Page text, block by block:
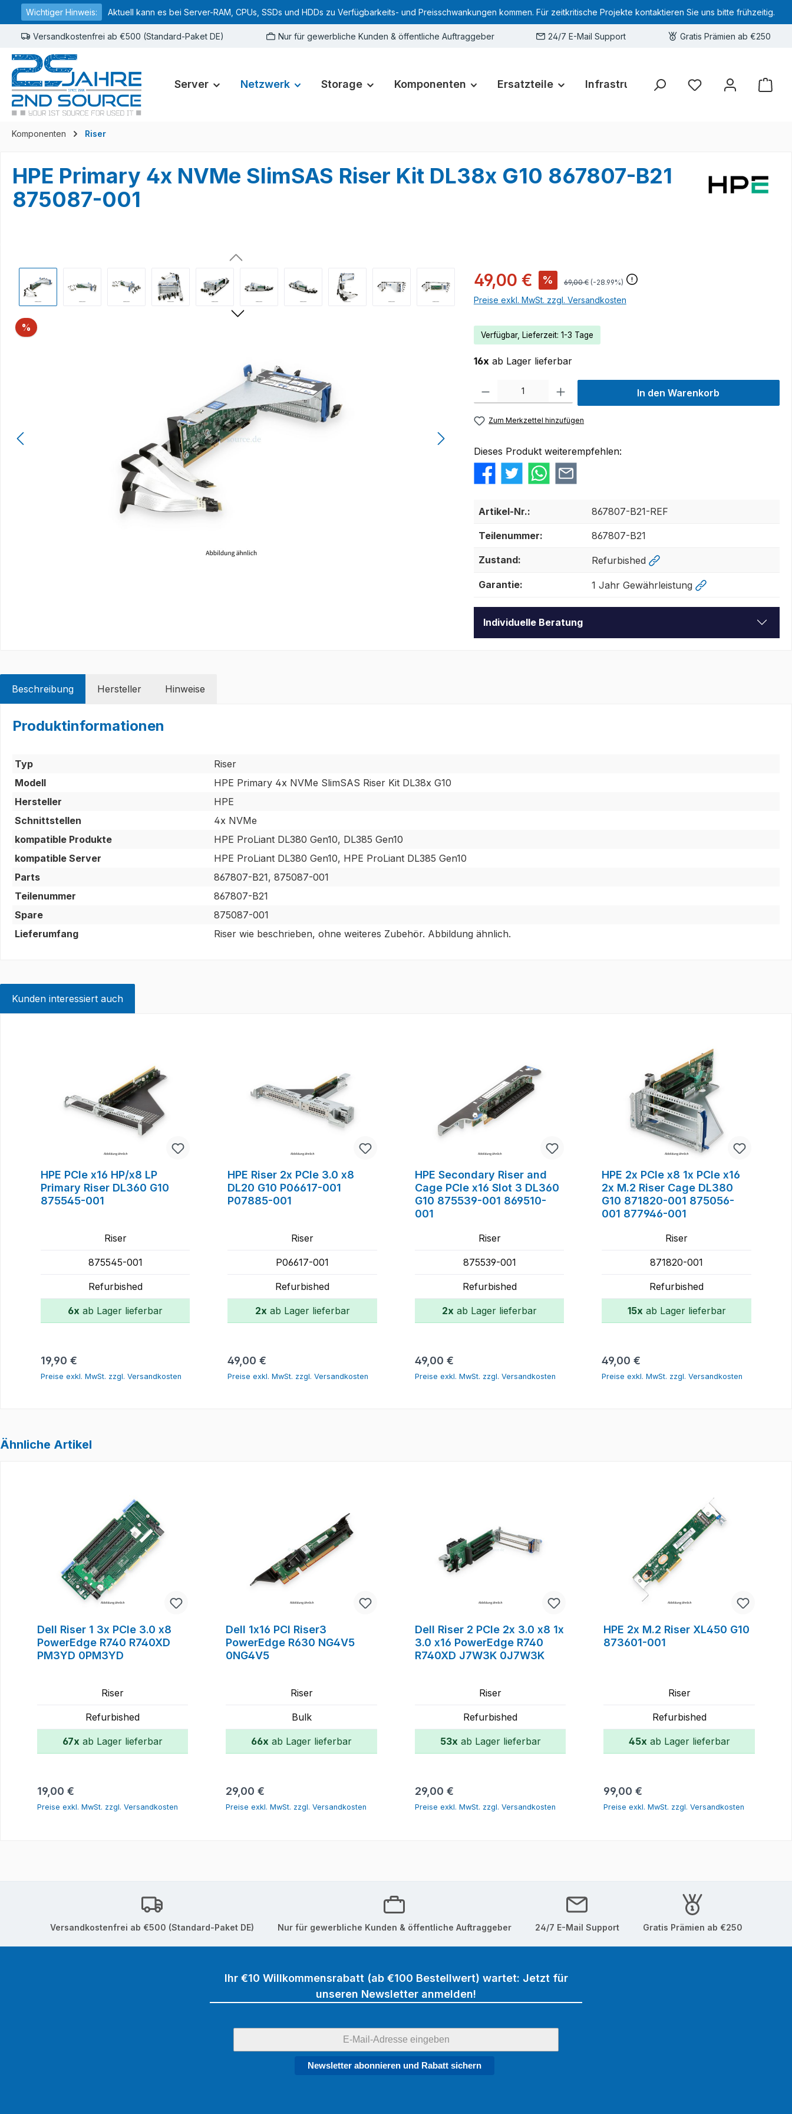
Zur Hauptnavigation springen
Wichtiger Hinweis: Aktuell kann es bei Server-RAM, CPUs, SSDs und HDDs zu Verfügbarkeits- und Preisschwankungen kommen. Für zeitkritische Projekte kontaktieren Sie uns bitte frühzeitig.
Versandkostenfrei ab €500 (Standard-Paket DE) Nur für gewerbliche Kunden & öffentliche Auftraggeber 24/7 E-Mail Support Gratis Prämien ab €250
Server Netzwerk Storage Komponenten Ersatzteile Infrastruktur Hardware-Deals
Sie haben 0 Produkte
Komponenten Riser
HPE Primary 4x NVMe SlimSAS Riser Kit DL38x G10 867807-B21
875087-001
% Rabatt
49,00 € % 69,00 € (-28.99%)
Preise exkl. MwSt. zzgl. Versandkosten
Verfügbar, Lieferzeit: 1-3 Tage
16x ab Lager lieferbar
Produkt Anzahl: Gib den gewünschten Wert ein oder benutze die Schaltflächen um die
In den Warenkorb
Zum Merkzettel hinzufügen
Dieses Produkt weiterempfehlen:
Artikel-Nr.: 867807-B21-REF
Teilenummer: 867807-B21
Zustand: Refurbished
Garantie: 1 Jahr Gewährleistung
Individuelle Beratung
Beschreibung Hersteller Hinweise
Produktinformationen
Typ
Riser
Modell
HPE Primary 4x NVMe SlimSAS Riser Kit DL38x G10
Hersteller
HPE
Schnittstellen
4x NVMe
kompatible Produkte
HPE ProLiant DL380 Gen10, DL385 Gen10
kompatible Server
HPE ProLiant DL380 Gen10, HPE ProLiant DL385 Gen10
Parts
867807-B21, 875087-001
Teilenummer
867807-B21
Spare
875087-001
Lieferumfang
Riser wie beschrieben, ohne weiteres Zubehör. Abbildung ähnlich.
Kunden interessiert auch
HPE PCIe x16 HP/x8 LP
Primary Riser DL360 G10
875545-001
Riser
875545-001
Refurbished
6x ab Lager lieferbar
Regulärer Preis:
19,90 €
Preise exkl. MwSt. zzgl. Versandkosten
HPE Riser 2x PCIe 3.0 x8
DL20 G10 P06617-001
P07885-001
Riser
P06617-001
Refurbished
2x ab Lager lieferbar
Regulärer Preis:
49,00 €
Preise exkl. MwSt. zzgl. Versandkosten
HPE Secondary Riser and
Cage PCIe x16 Slot 3 DL360
G10 875539-001 869510-
001
Riser
875539-001
Refurbished
2x ab Lager lieferbar
Regulärer Preis:
49,00 €
Preise exkl. MwSt. zzgl. Versandkosten
HPE 2x PCIe x8 1x PCIe x16
2x M.2 Riser Cage DL380
G10 871820-001 875056-
001 877946-001
Riser
871820-001
Refurbished
15x ab Lager lieferbar
Regulärer Preis:
49,00 €
Preise exkl. MwSt. zzgl. Versandkosten
Ähnliche Artikel
Dell Riser 1 3x PCIe 3.0 x8
PowerEdge R740 R740XD
PM3YD 0PM3YD
Riser
Refurbished
67x ab Lager lieferbar
Regulärer Preis:
19,00 €
Preise exkl. MwSt. zzgl. Versandkosten
Dell 1x16 PCI Riser3
PowerEdge R630 NG4V5
0NG4V5
Riser
Bulk
66x ab Lager lieferbar
Regulärer Preis:
29,00 €
Preise exkl. MwSt. zzgl. Versandkosten
Dell Riser 2 PCIe 2x 3.0 x8 1x
3.0 x16 PowerEdge R740
R740XD J7W3K 0J7W3K
Riser
Refurbished
53x ab Lager lieferbar
Regulärer Preis:
29,00 €
Preise exkl. MwSt. zzgl. Versandkosten
HPE 2x M.2 Riser XL450 G10
873601-001
Riser
Refurbished
45x ab Lager lieferbar
Regulärer Preis:
99,00 €
Preise exkl. MwSt. zzgl. Versandkosten
Versandkostenfrei ab €500 (Standard-Paket DE) Nur für gewerbliche Kunden & öffentliche Auftraggeber 24/7 E-Mail Support Gratis Prämien ab €250
Ihr €10 Willkommensrabatt (ab €100 Bestellwert) wartet: Jetzt für
unseren Newsletter anmelden!
Newsletter abonnieren und Rabatt sichern